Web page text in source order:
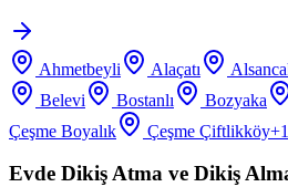
Ahmetbeyli Alaçatı
Belevi
Bostanlı Bozyaka
Çeşme Boyalık
Çeşme Çiftlikköy+
Evde Dikiş Atma ve Dikiş